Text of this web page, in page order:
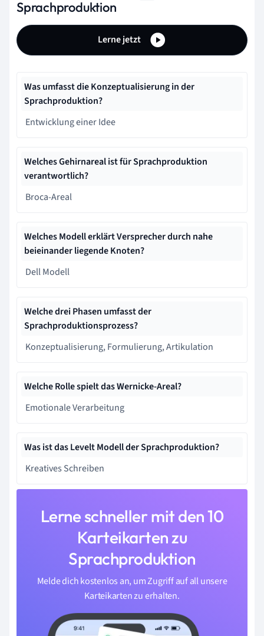
Sprachproduktion
Lerne jetzt
Was umfasst die Konzeptualisierung in der
Sprachproduktion?
Entwicklung einer Idee
Welches Gehirnareal ist für Sprachproduktion
verantwortlich?
Broca-Areal
Welches Modell erklärt Versprecher durch nahe
beieinander liegende Knoten?
Dell Modell
Welche drei Phasen umfasst der
Sprachproduktionsprozess?
Konzeptualisierung, Formulierung, Artikulation
Welche Rolle spielt das Wernicke-Areal?
Emotionale Verarbeitung
Was ist das Levelt Modell der Sprachproduktion?
Kreatives Schreiben
Lerne schneller mit den 10
Karteikarten zu
Sprachproduktion
Melde dich kostenlos an, um Zugriff auf all unsere
Karteikarten zu erhalten.